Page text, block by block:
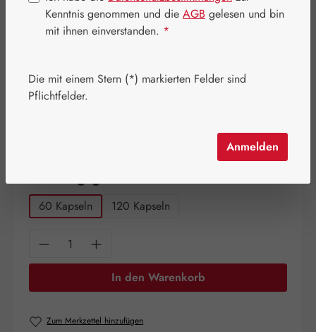
Preise inkl. MwSt. zzgl. Versandkosten
60 Kapseln 120 Kapseln
Produkt Anzahl: Gib den gewünschten
In den Warenkorb
Zum Merkzettel hinzufügen
Kenntnis genommen und die AGB gelesen und bin
mit ihnen einverstanden. *
Die mit einem Stern (*) markierten Felder sind
Pflichtfelder.
Anmelden